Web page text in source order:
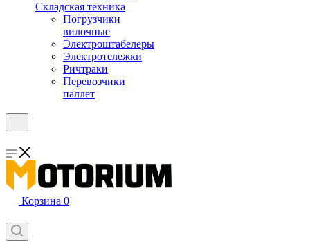
Складская техника
Погрузчики
вилочные
Электроштабелеры
Электротележки
Ричтраки
Перевозчики
паллет
Корзина 0